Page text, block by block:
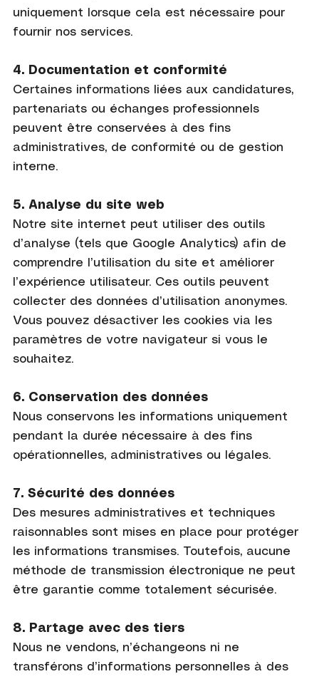
uniquement lorsque cela est nécessaire pour
fournir nos services.
4. Documentation et conformité
Certaines informations liées aux candidatures,
partenariats ou échanges professionnels
peuvent être conservées à des fins
administratives, de conformité ou de gestion
interne.
5. Analyse du site web
Notre site internet peut utiliser des outils
d’analyse (tels que Google Analytics) afin de
comprendre l’utilisation du site et améliorer
l’expérience utilisateur. Ces outils peuvent
collecter des données d’utilisation anonymes.
Vous pouvez désactiver les cookies via les
paramètres de votre navigateur si vous le
souhaitez.
6. Conservation des données
Nous conservons les informations uniquement
pendant la durée nécessaire à des fins
opérationnelles, administratives ou légales.
7. Sécurité des données
Des mesures administratives et techniques
raisonnables sont mises en place pour protéger
les informations transmises. Toutefois, aucune
méthode de transmission électronique ne peut
être garantie comme totalement sécurisée.
8. Partage avec des tiers
Nous ne vendons, n’échangeons ni ne
transférons d’informations personnelles à des